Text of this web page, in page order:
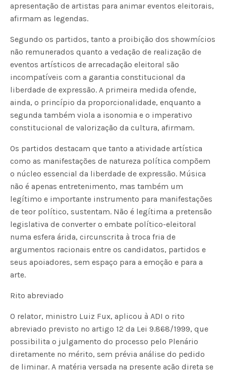
apresentação de artistas para animar eventos eleitorais,
afirmam as legendas.
Segundo os partidos, tanto a proibição dos showmícios
não remunerados quanto a vedação de realização de
eventos artísticos de arrecadação eleitoral são
incompatíveis com a garantia constitucional da
liberdade de expressão. A primeira medida ofende,
ainda, o princípio da proporcionalidade, enquanto a
segunda também viola a isonomia e o imperativo
constitucional de valorização da cultura, afirmam.
Os partidos destacam que tanto a atividade artística
como as manifestações de natureza política compõem
o núcleo essencial da liberdade de expressão. Música
não é apenas entretenimento, mas também um
legítimo e importante instrumento para manifestações
de teor político, sustentam. Não é legítima a pretensão
legislativa de converter o embate político-eleitoral
numa esfera árida, circunscrita à troca fria de
argumentos racionais entre os candidatos, partidos e
seus apoiadores, sem espaço para a emoção e para a
arte.
Rito abreviado
O relator, ministro Luiz Fux, aplicou à ADI o rito
abreviado previsto no artigo 12 da Lei 9.868/1999, que
possibilita o julgamento do processo pelo Plenário
diretamente no mérito, sem prévia análise do pedido
de liminar. A matéria versada na presente ação direta se